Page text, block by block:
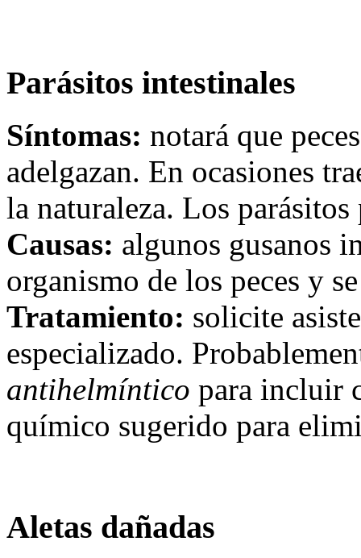
Parásitos intestinales
Síntomas: notará que
adelgazan. En ocasiones
la naturaleza. Los
Causas: algunos gusanos
organismo de los peces y
Tratamiento: solicite
especializado.
antihelmíntico para incluir
químico sugerido para
Aletas dañadas